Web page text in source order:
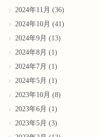
2024年11月 (36)
2024年10月 (41)
2024年9月 (13)
2024年8月 (1)
2024年7月 (1)
2024年5月 (1)
2023年10月 (8)
2023年6月 (1)
2023年5月 (3)